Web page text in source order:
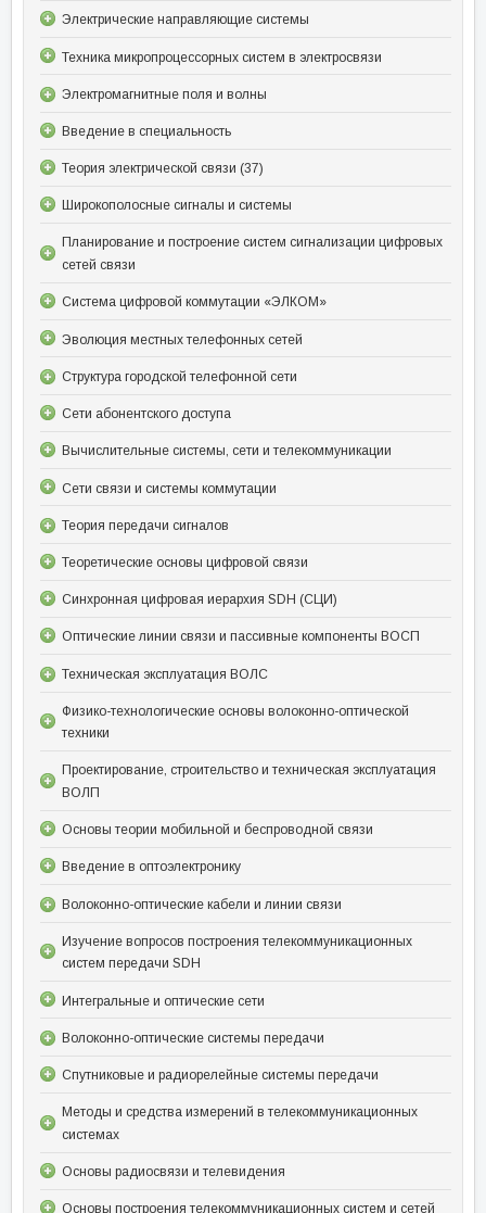
Электрические направляющие системы
Техника микропроцессорных систем в электросвязи
Электромагнитные поля и волны
Введение в специальность
Теория электрической связи (37)
Широкополосные сигналы и системы
Планирование и построение систем сигнализации цифровых
сетей связи
Система цифровой коммутации «ЭЛКОМ»
Эволюция местных телефонных сетей
Структура городской телефонной сети
Сети абонентского доступа
Вычислительные системы, сети и телекоммуникации
Сети связи и системы коммутации
Теория передачи сигналов
Теоретические основы цифровой связи
Синхронная цифровая иерархия SDH (СЦИ)
Оптические линии связи и пассивные компоненты ВОСП
Техническая эксплуатация ВОЛС
Физико-технологические основы волоконно-оптической
техники
Проектирование, строительство и техническая эксплуатация
ВОЛП
Основы теории мобильной и беспроводной связи
Введение в оптоэлектронику
Волоконно-оптические кабели и линии связи
Изучение вопросов построения телекоммуникационных
систем передачи SDH
Интегральные и оптические сети
Волоконно-оптические системы передачи
Спутниковые и радиорелейные системы передачи
Методы и средства измерений в телекоммуникационных
системах
Основы радиосвязи и телевидения
Основы построения телекоммуникационных систем и сетей